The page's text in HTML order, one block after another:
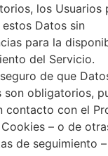
Comparar
los Usuarios
Datos sin
para la
del Servicio.
de que
son obligatorios,
contacto con el
– o de
de seguimiento